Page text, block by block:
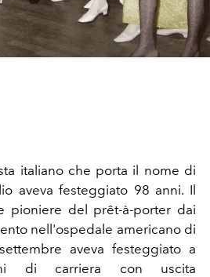
italiano che porta il nome di
aveva festeggiato 98 anni. Il
pioniere del prêt-à-porter dai
nell'ospedale americano di
aveva festeggiato a
di carriera con uscita